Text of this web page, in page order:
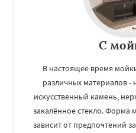
С
В настоящее время
различных материалов -
искусственный камень,
закалённое стекло. Форма
зависит от предпочтений